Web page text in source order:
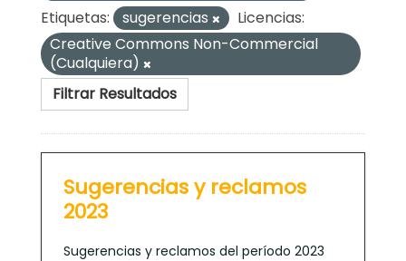
Etiquetas:
sugerencias
Licencias:
Creative Commons Non-Commercial
(Cualquiera)
Filtrar Resultados
Sugerencias y reclamos
2023
Sugerencias y reclamos del período 2023